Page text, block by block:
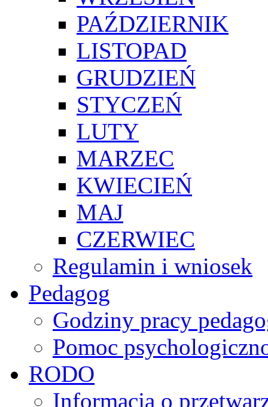
PAŹDZIERNIK
LISTOPAD
GRUDZIEŃ
STYCZEŃ
LUTY
MARZEC
KWIECIEŃ
MAJ
CZERWIEC
Regulamin i wniosek
Pedagog
Godziny pracy
Pomoc
RODO
Informacja o